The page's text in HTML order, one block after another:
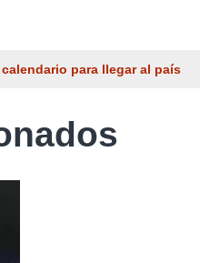
para llegar al país